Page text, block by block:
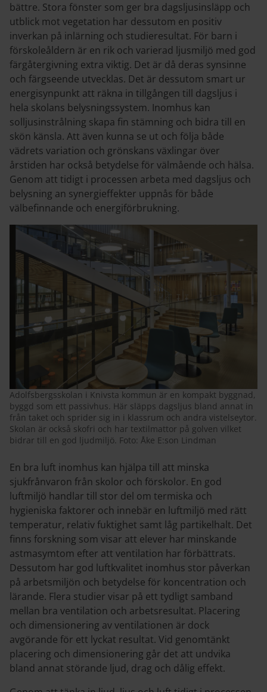
bättre. Stora fönster som ger bra dagsljusinsläpp och
utblick mot vegetation har dessutom en positiv
inverkan på inlärning och studieresultat. För barn i
förskoleåldern är en rik och varierad ljusmiljö med god
färgåtergivning extra viktig. Det är då deras synsinne
och färgseende utvecklas. Det är dessutom smart ur
energisynpunkt att räkna in tillgången till dagsljus i
hela skolans belysningssystem. Inomhus kan
solljusinstrålning skapa fin stämning och bidra till en
skön känsla. Att även kunna se ut och följa både
vädrets variation och grönskans växlingar över
årstiden har också betydelse för välmående och hälsa.
Genom att tidigt i processen arbeta med dagsljus och
belysning an synergieffekter uppnås för både
välbefinnande och energiförbrukning.
Adolfsbergsskolan i Knivsta kommun är en kompakt byggnad,
byggd som ett passivhus. Här släpps dagsljus bland annat in
från taket och sprider sig in i klassrum och andra vistelseytor.
Skolan är också skofri och har textilmattor på golven vilket
bidrar till en god ljudmiljö. Foto: Åke E:son Lindman
En bra luft inomhus kan hjälpa till att minska
sjukfrånvaron från skolor och förskolor. En god
luftmiljö handlar till stor del om termiska och
hygieniska faktorer och innebär en luftmiljö med rätt
temperatur, relativ fuktighet samt låg partikelhalt. Det
finns forskning som visar att elever har minskande
astmasymtom efter att ventilation har förbättrats.
Dessutom har god luftkvalitet inomhus stor påverkan
på arbetsmiljön och betydelse för koncentration och
lärande. Flera studier visar på ett tydligt samband
mellan bra ventilation och arbetsresultat. Placering
och dimensionering av ventilationen är dock
avgörande för ett lyckat resultat. Vid genomtänkt
placering och dimensionering går det att undvika
bland annat störande ljud, drag och dålig effekt.